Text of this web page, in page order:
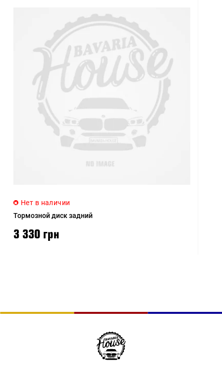
Нет в наличии
Тормозной диск задний
3 330 грн